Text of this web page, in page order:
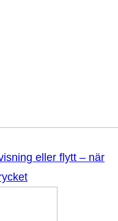
eller flytt – när